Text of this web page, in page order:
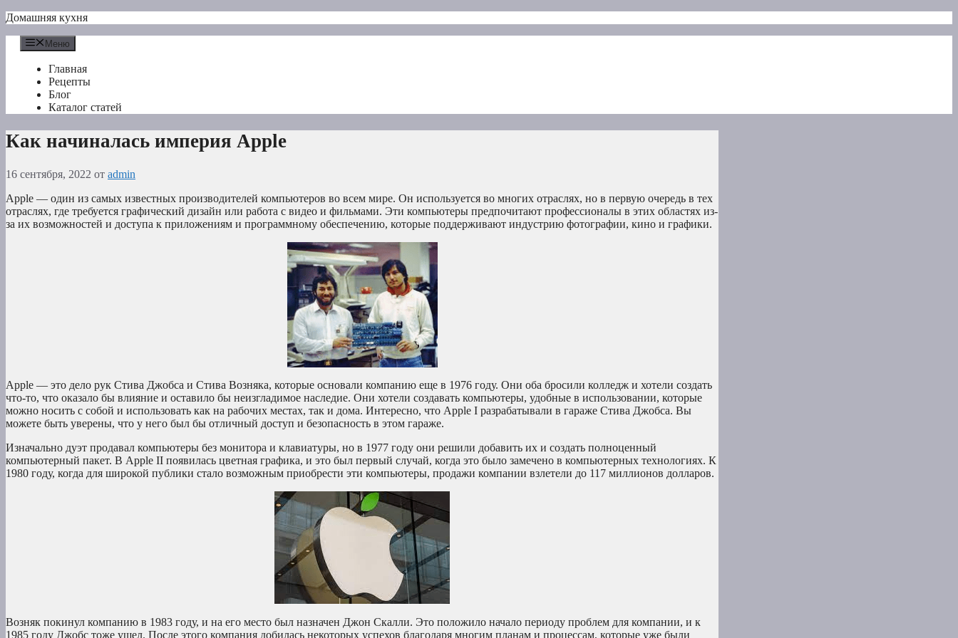
Перейти
содержимому
Домашняя кухня
Меню
Главная
Рецепты
Блог
Каталог статей
Как начиналась империя Apple
16 сентября, 2022 от admin
Apple — один из самых известных производителей компьютеров во всем мире. Он используется во многих отраслях, но в первую очередь в тех
отраслях, где требуется графический дизайн или работа с видео и фильмами. Эти компьютеры предпочитают профессионалы в этих областях из-
за их возможностей и доступа к приложениям и программному обеспечению, которые поддерживают индустрию фотографии, кино и графики.
Apple — это дело рук Стива Джобса и Стива Возняка, которые основали компанию еще в 1976 году. Они оба бросили колледж и хотели создать
что-то, что оказало бы влияние и оставило бы неизгладимое наследие. Они хотели создавать компьютеры, удобные в использовании, которые
можно носить с собой и использовать как на рабочих местах, так и дома. Интересно, что Apple I разрабатывали в гараже Стива Джобса. Вы
можете быть уверены, что у него был бы отличный доступ и безопасность в этом гараже.
Изначально дуэт продавал компьютеры без монитора и клавиатуры, но в 1977 году они решили добавить их и создать полноценный
компьютерный пакет. В Apple II появилась цветная графика, и это был первый случай, когда это было замечено в компьютерных технологиях. К
1980 году, когда для широкой публики стало возможным приобрести эти компьютеры, продажи компании взлетели до 117 миллионов долларов.
Возняк покинул компанию в 1983 году, и на его место был назначен Джон Скалли. Это положило начало периоду проблем для компании, и к
1985 году Джобс тоже ушел. После этого компания добилась некоторых успехов благодаря многим планам и процессам, которые уже были